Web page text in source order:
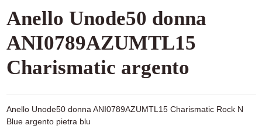
Anello Unode50 donna
ANI0789AZUMTL15
Charismatic argento
Anello Unode50 donna ANI0789AZUMTL15 Charismatic Rock N
Blue argento pietra blu